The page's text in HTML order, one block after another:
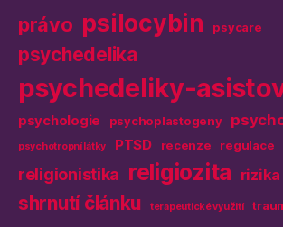
právo psilocybin psycare
psychedelika
psychedeliky-
psychologie psychoplastogeny
psychotropní látky PTSD recenze regulace
religionistika religiozita rizika
shrnutí článku terapeutické využití